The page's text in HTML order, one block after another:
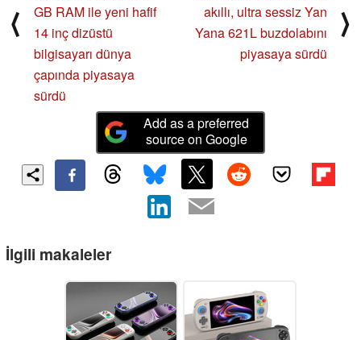
⟨
GB RAM ile yeni hafif
14 inç dizüstü
bilgisayarı dünya
çapında piyasaya
sürdü
akıllı, ultra sessiz Yan
Yana 621L buzdolabını
piyasaya sürdü
⟩
Add as a preferred
source on Google
İlgili makaleler